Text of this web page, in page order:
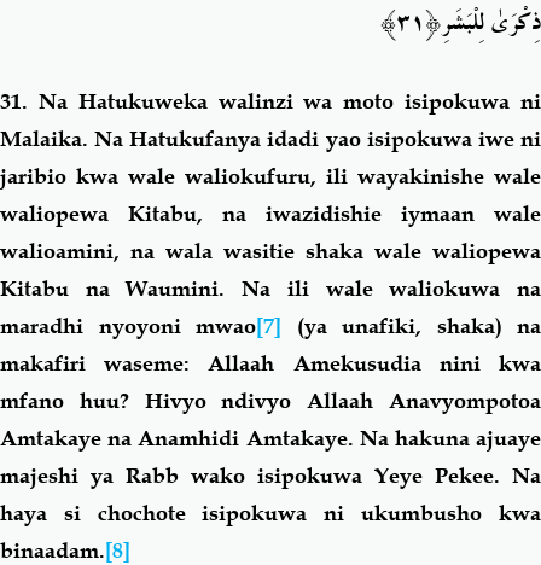
ذِكْرَىٰ لِلْبَشَرِ﴿٣١﴾
31. Na Hatukuweka walinzi wa moto isipokuwa ni
Malaika. Na Hatukufanya idadi yao isipokuwa iwe ni
jaribio kwa wale waliokufuru, ili wayakinishe wale
waliopewa Kitabu, na iwazidishie iymaan wale
walioamini, na wala wasitie shaka wale waliopewa
Kitabu na Waumini. Na ili wale waliokuwa na
maradhi nyoyoni mwao[7] (ya unafiki, shaka) na
makafiri waseme: Allaah Amekusudia nini kwa
mfano huu? Hivyo ndivyo Allaah Anavyompotoa
Amtakaye na Anamhidi Amtakaye. Na hakuna ajuaye
majeshi ya Rabb wako isipokuwa Yeye Pekee. Na
haya si chochote isipokuwa ni ukumbusho kwa
binaadam.[8]